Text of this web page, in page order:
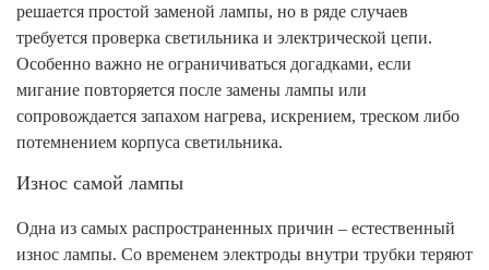
решается простой заменой лампы, но в ряде случаев
требуется проверка светильника и электрической цепи.
Особенно важно не ограничиваться догадками, если
мигание повторяется после замены лампы или
сопровождается запахом нагрева, искрением, треском либо
потемнением корпуса светильника.
Износ самой лампы
Одна из самых распространенных причин – естественный
износ лампы. Со временем электроды внутри трубки теряют